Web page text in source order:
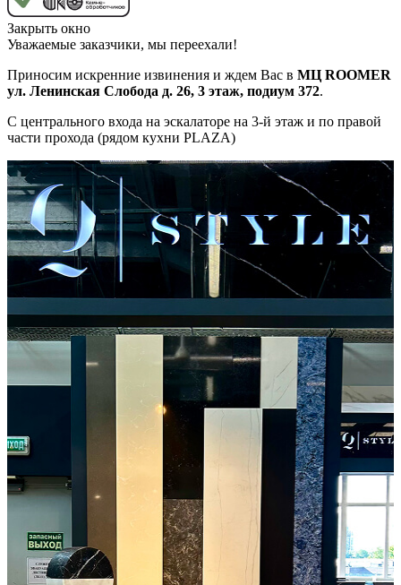
Закрыть окно
Уважаемые заказчики, мы переехали!
Приносим искренние извинения и ждем Вас в МЦ ROOMER
ул. Ленинская Слобода д. 26, 3 этаж, подиум 372.
С центрального входа на эскалаторе на 3-й этаж и по правой
части прохода (рядом кухни PLAZA)